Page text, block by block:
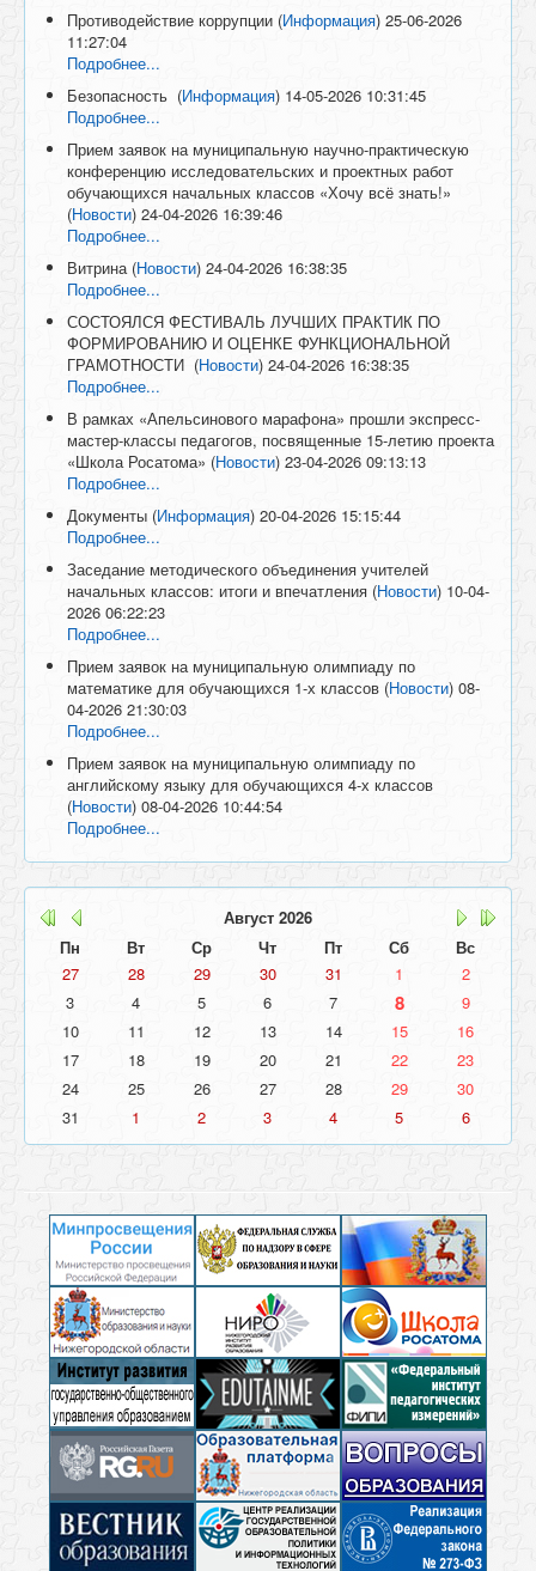
Противодействие коррупции (Информация) 25-06-2026
11:27:04
Подробнее...
Безопасность (Информация) 14-05-2026 10:31:45
Подробнее...
Прием заявок на муниципальную научно-практическую
конференцию исследовательских и проектных работ
обучающихся начальных классов «Хочу всё знать!»
(Новости) 24-04-2026 16:39:46
Подробнее...
Витрина (Новости) 24-04-2026 16:38:35
Подробнее...
СОСТОЯЛСЯ ФЕСТИВАЛЬ ЛУЧШИХ ПРАКТИК ПО
ФОРМИРОВАНИЮ И ОЦЕНКЕ ФУНКЦИОНАЛЬНОЙ
ГРАМОТНОСТИ (Новости) 24-04-2026 16:38:35
Подробнее...
В рамках «Апельсинового марафона» прошли экспресс-
мастер-классы педагогов, посвященные 15-летию проекта
«Школа Росатома» (Новости) 23-04-2026 09:13:13
Подробнее...
Документы (Информация) 20-04-2026 15:15:44
Подробнее...
Заседание методического объединения учителей
начальных классов: итоги и впечатления (Новости) 10-04-
2026 06:22:23
Подробнее...
Прием заявок на муниципальную олимпиаду по
математике для обучающихся 1-х классов (Новости) 08-
04-2026 21:30:03
Подробнее...
Прием заявок на муниципальную олимпиаду по
английскому языку для обучающихся 4-х классов
(Новости) 08-04-2026 10:44:54
Подробнее...
Август 2026
Пн
Вт Ср Чт Пт Сб
Вс
27
28 29 30 31 1
2
3
4 5 6 7 8
9
10
11 12 13 14 15
16
17
18 19 20 21 22
23
24
25 26 27 28 29
30
31
1 2 3 4 5 6